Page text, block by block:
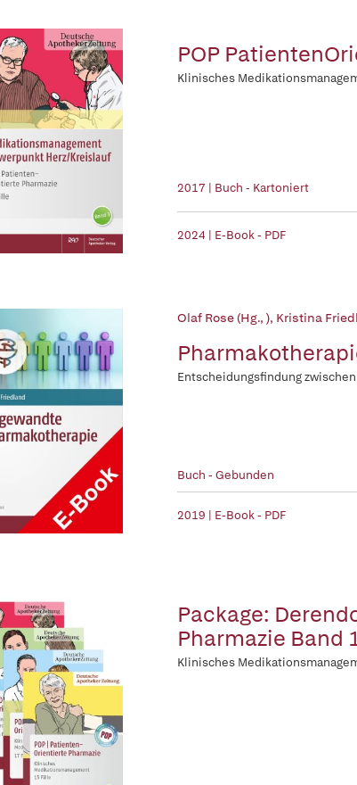
POP
Klinisches
2017 | Buch - Kartoniert
2024 | E-Book - PDF
Olaf Rose (Hg., ), Kristina
Entscheidungsfindung
Buch - Gebunden
2019 | E-Book - PDF
Package:
Pharmazie Band
Klinisches